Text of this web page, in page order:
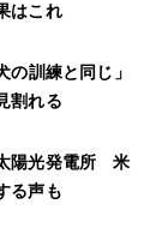
はこれ
訓練と同じ」
割れる
陽光発電所 米
る声も